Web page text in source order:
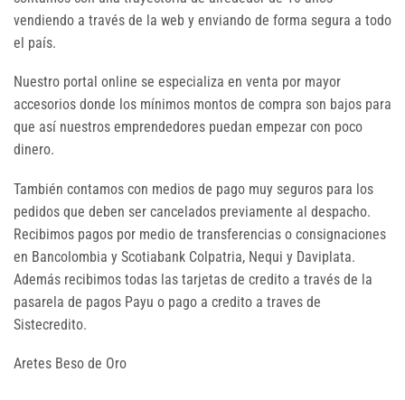
vendiendo a través de la web y enviando de forma segura a todo
el país.
Nuestro portal online se especializa en venta por mayor
accesorios donde los mínimos montos de compra son bajos para
que así nuestros emprendedores puedan empezar con poco
dinero.
También contamos con medios de pago muy seguros para los
pedidos que deben ser cancelados previamente al despacho.
Recibimos pagos por medio de transferencias o consignaciones
en Bancolombia y Scotiabank Colpatria, Nequi y Daviplata.
Además recibimos todas las tarjetas de credito a través de la
pasarela de pagos Payu o pago a credito a traves de
Sistecredito.
Aretes Beso de Oro